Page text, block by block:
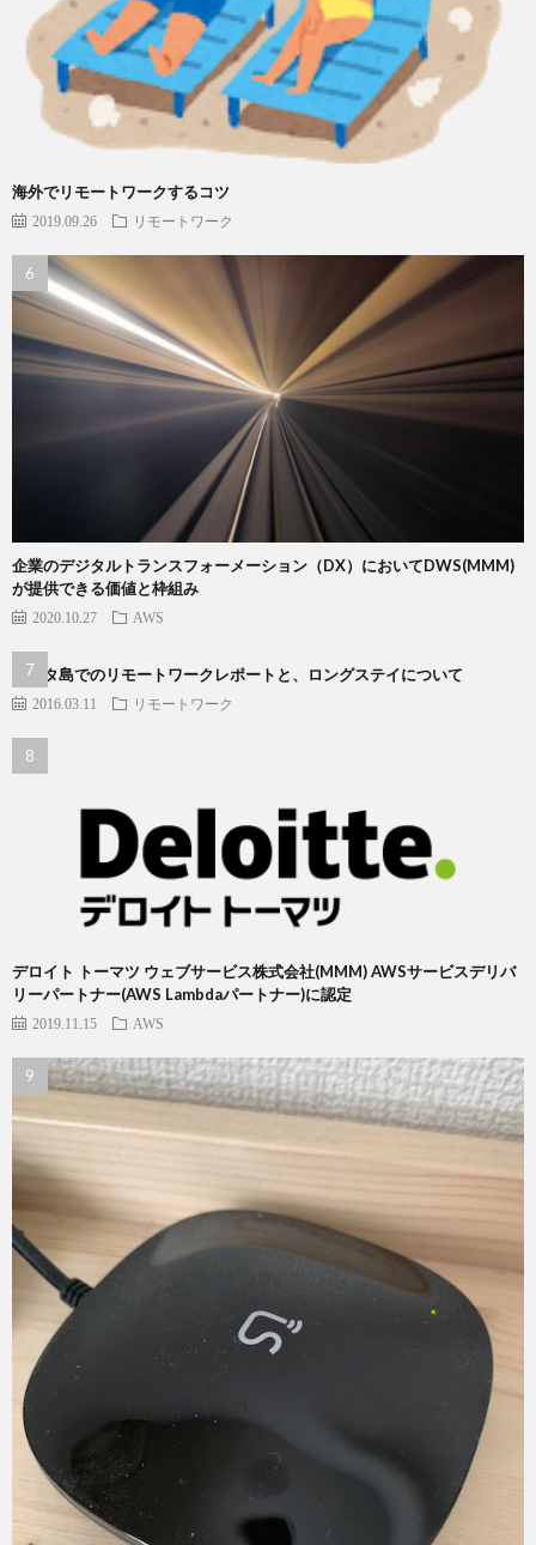
海外でリモートワークするコツ
2019.09.26 リモートワーク
企業のデジタルトランスフォーメーション（DX）においてDWS(MMM)
が提供できる価値と枠組み
2020.10.27 AWS
ランタ島でのリモートワークレポートと、ロングステイについて
2016.03.11 リモートワーク
デロイト トーマツ ウェブサービス株式会社(MMM) AWSサービスデリバ
リーパートナー(AWS Lambdaパートナー)に認定
2019.11.15 AWS